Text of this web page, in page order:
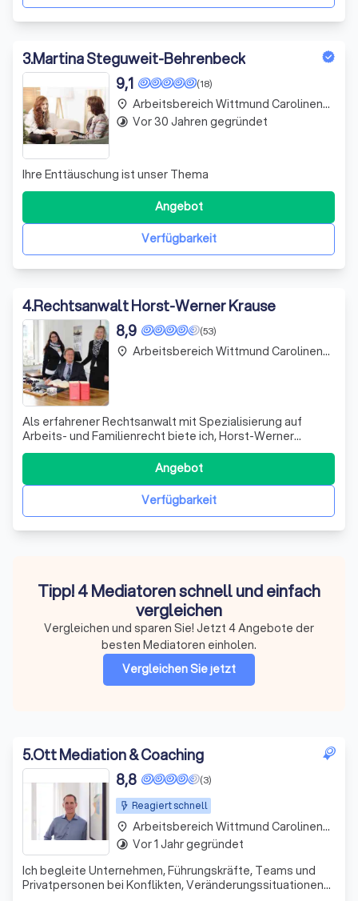
3.Martina Steguweit-Behrenbeck
(18)
9,1
Ihre Enttäuschung ist unser Thema
Verfügbarkeit
Angebot
place Arbeitsbereich Wittmund Carolinensiel
timelapse Vor 30 Jahren gegründet
4.Rechtsanwalt Horst-Werner Krause
(53)
8,9
Als erfahrener Rechtsanwalt mit Spezialisierung auf
Arbeits- und Familienrecht biete ich, Horst-Werner
Krause, eine umfassende Rechtsberatung in
Wilhelmshaven und Umgebung. Mit über 40 Jahren
Erfahrung in der Branche setze ich mich engagiert für die
Interessen meiner Mandanten ein und strebe stets n
Verfügbarkeit
Angebot
place Arbeitsbereich Wittmund Carolinensiel
Tipp! 4 Mediatoren schnell und einfach
vergleichen
Vergleichen und sparen Sie! Jetzt 4 Angebote der
besten Mediatoren einholen.
Vergleichen Sie jetzt
5.Ott Mediation & Coaching
Reagiert schnell
(3)
8,8
Ich begleite Unternehmen, Führungskräfte, Teams und
Privatpersonen bei Konflikten, Veränderungssituationen
place Arbeitsbereich Wittmund Carolinensiel
timelapse Vor 1 Jahr gegründet